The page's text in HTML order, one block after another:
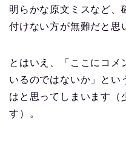
明らかな原文ミスなど、
付けない方が無難だと思
とはいえ、「ここにコメ
いるのではないか」とい
はと思ってしまいます（
す）。